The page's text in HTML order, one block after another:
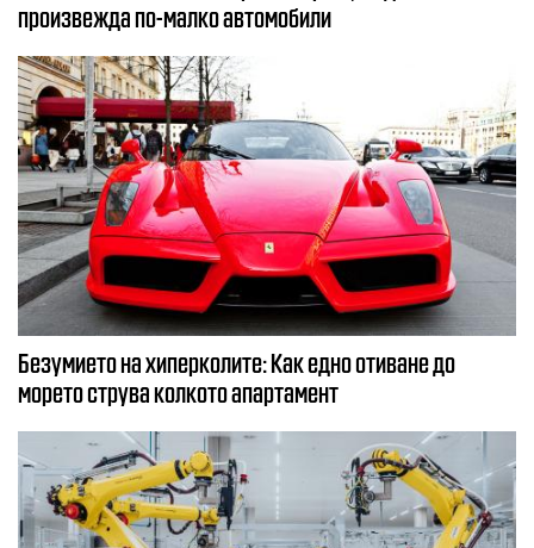
произвежда по-малко автомобили
Безумието на хиперколите: Как едно отиване до
морето струва колкото апартамент